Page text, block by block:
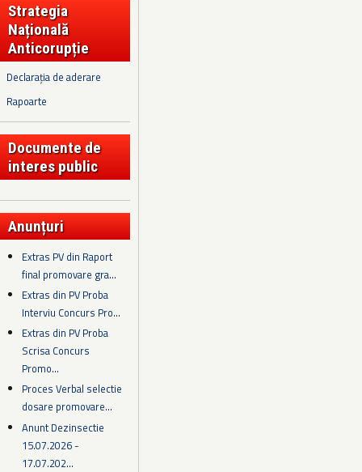
Strategia
Națională
Anticorupție
Declarația de aderare
Rapoarte
Documente de
interes public
Anunțuri
Extras PV din Raport
final promovare gra...
Extras din PV Proba
Interviu Concurs Pro...
Extras din PV Proba
Scrisa Concurs
Promo...
Proces Verbal selectie
dosare promovare...
Anunt Dezinsectie
15.07.2026 -
17.07.202...